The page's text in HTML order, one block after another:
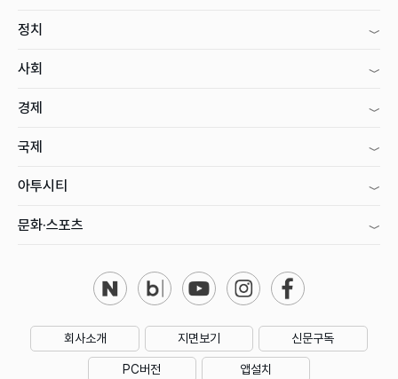
정치
사회
경제
국제
아투시티
문화·스포츠
회사소개 지면보기 신문구독
PC버전 앱설치